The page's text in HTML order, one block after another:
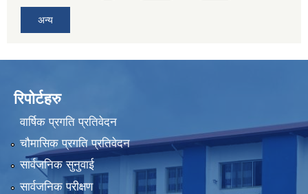
अन्य
रिपोर्टहरु
वार्षिक प्रगति प्रतिवेदन
चौमासिक प्रगति प्रतिवेदन
सार्वजनिक सुनुवाई
सार्वजनिक परीक्षण